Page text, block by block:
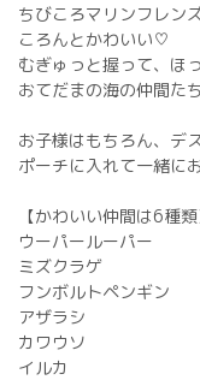
ちびころマリンフレン
ころんとかわいい♡
むぎゅっと握って、ほ
おてだまの海の仲間た
お子様はもちろん、デ
ポーチに入れて一緒に
【かわいい仲間は6種類
ウーパールーパー
ミズクラゲ
フンボルトペンギン
アザラシ
カワウソ
イルカ